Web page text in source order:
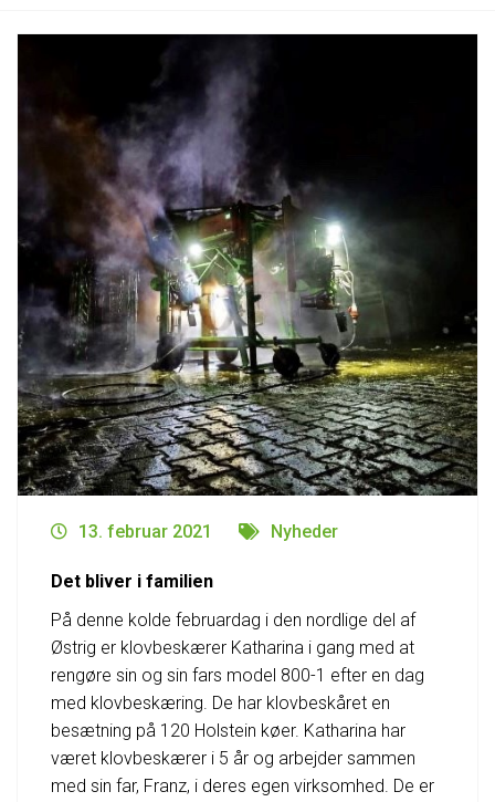
13. februar 2021 Nyheder
Det bliver i familien
På denne kolde februardag i den nordlige del af
Østrig er klovbeskærer Katharina i gang med at
rengøre sin og sin fars model 800-1 efter en dag
med klovbeskæring. De har klovbeskåret en
besætning på 120 Holstein køer. Katharina har
været klovbeskærer i 5 år og arbejder sammen
med sin far, Franz, i deres egen virksomhed. De er